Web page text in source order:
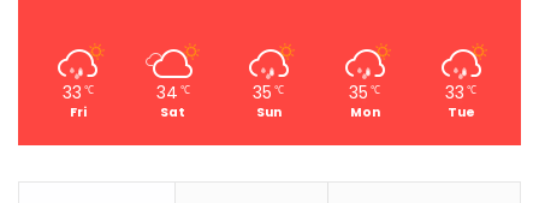
33 ℃
Fri
34 ℃
Sat
35 ℃
Sun
35 ℃
Mon
33 ℃
Tue